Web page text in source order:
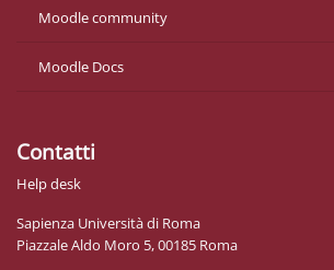
Moodle community
Moodle Docs
Contatti
Help desk
Sapienza Università di Roma
Piazzale Aldo Moro 5, 00185 Roma